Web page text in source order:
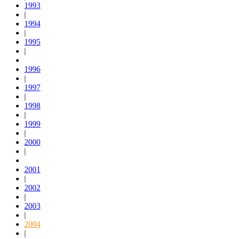
1993
|
1994
|
1995
|
1996
|
1997
|
1998
|
1999
|
2000
|
2001
|
2002
|
2003
|
2004
|